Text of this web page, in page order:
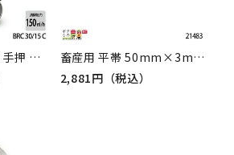
ケルヒャー 洗浄機 手押 カーペット 洗浄機 BRC 30/15 C 1.008-055.0 KARCHER 洗浄機 モーター カーペット洗浄機
畜産用 平帯 50mm×3m 21483 和牛 保定 畜産用品 酪農用品 農作業
2,881円（税込）